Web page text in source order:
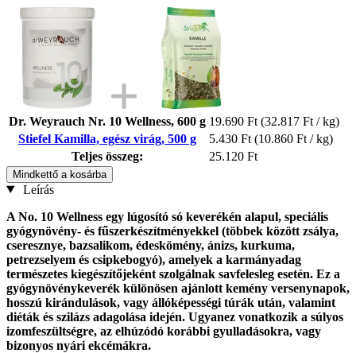
Dr. Weyrauch Nr. 10 Wellness, 600 g 19.690 Ft (32.817 Ft / kg)
Stiefel Kamilla, egész virág, 500 g
5.430 Ft (10.860 Ft / kg)
Teljes összeg:
25.120 Ft
Mindkettő a kosárba
Leírás
A No. 10 Wellness egy lúgosító só keverékén alapul, speciális
gyógynövény- és fűszerkészítményekkel (többek között zsálya,
cseresznye, bazsalikom, édeskömény, ánizs, kurkuma,
petrezselyem és csipkebogyó), amelyek a karmányadag
természetes kiegészítőjeként szolgálnak savfelesleg esetén. Ez a
gyógynövénykeverék különösen ajánlott kemény versenynapok,
hosszú kirándulások, vagy állóképességi túrák után, valamint
diéták és szilázs adagolása idején. Ugyanez vonatkozik a súlyos
izomfeszültségre, az elhúzódó korábbi gyulladásokra, vagy
bizonyos nyári ekcémákra.